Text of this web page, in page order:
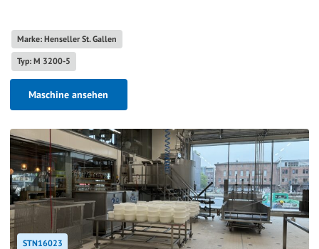
Marke: Henseller St. Gallen
Typ: M 3200-5
Maschine ansehen
STN16023